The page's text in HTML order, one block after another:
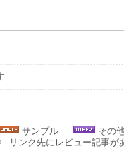
サンプル ｜
その
リンク先にレビュー記事が